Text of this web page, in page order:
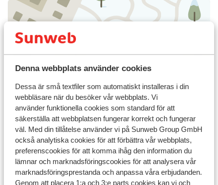
Denna webbplats använder cookies
Dessa är små textfiler som automatiskt installeras i din
webbläsare när du besöker vår webbplats. Vi
använder funktionella cookies som standard för att
säkerställa att webbplatsen fungerar korrekt och fungerar
väl. Med din tillåtelse använder vi på Sunweb Group GmbH
också analytiska cookies för att förbättra vår webbplats,
preferenscookies för att komma ihåg den information du
lämnar och marknadsföringscookies för att analysera vår
marknadsföringsprestanda och anpassa våra erbjudanden.
Genom att placera 1:a och 3:e parts cookies kan vi och
I området
I centrum
Avstånd till flygplats innsbruck är ca 74 km:
innsbruck ca 74 km
Avstånd till skidbuss ca 150 m ( skidbuss är gratis
vid uppvisat liftkort)
Avstånd till skidlift penkenbahn är ca 250 m:
ahornbahn är ca 0,6 km